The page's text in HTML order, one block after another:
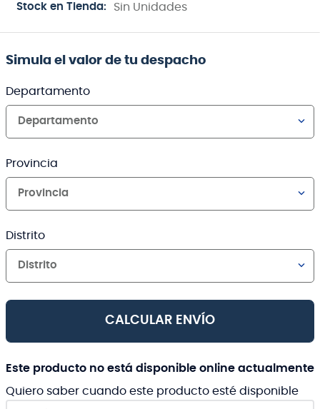
Stock en Tienda: Sin Unidades
Simula el valor de tu despacho
Departamento
Departamento
Provincia
Provincia
Distrito
Distrito
CALCULAR ENVÍO
Este producto no está disponible online actualmente
Quiero saber cuando este producto esté disponible